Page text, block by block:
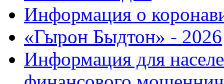
Информация о
«Гырон Быдтон» - 2026
Информация для